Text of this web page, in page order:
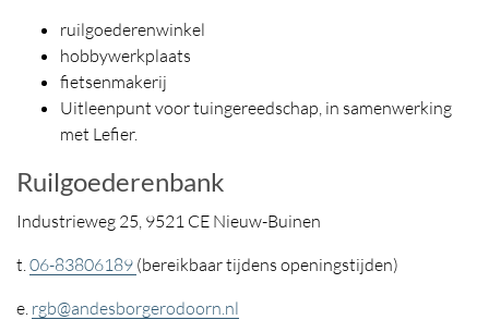
ruilgoederenwinkel
hobbywerkplaats
fietsenmakerij
Uitleenpunt voor tuingereedschap, in samenwerking
met Lefier.
Ruilgoederenbank
Industrieweg 25, 9521 CE Nieuw-Buinen
t. 06-83806189 (bereikbaar tijdens openingstijden)
e. rgb@andesborgerodoorn.nl